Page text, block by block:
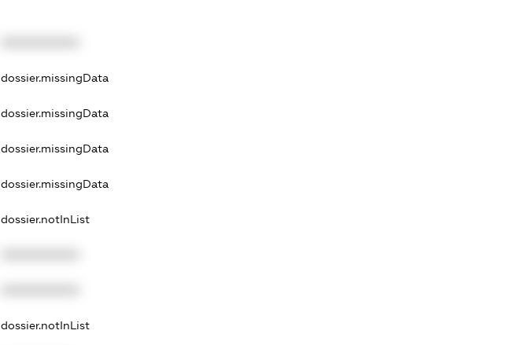
dossier.missingData
dossier.missingData
dossier.missingData
dossier.missingData
dossier.notInList
dossier.notInList